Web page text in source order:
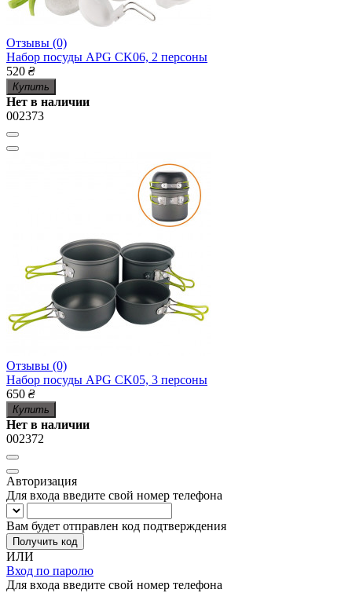
Отзывы (0)
Набор посуды APG CK06, 2 персоны
520 ₴
Купить
Нет в наличии
002373
Отзывы (0)
Набор посуды APG CK05, 3 персоны
650 ₴
Купить
Нет в наличии
002372
Авторизация
Для входа введите свой номер телефона
Вам будет отправлен код подтверждения
Получить код
ИЛИ
Вход по паролю
Для входа введите свой номер телефона